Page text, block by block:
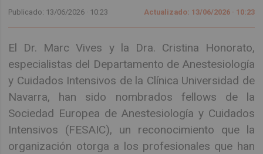
Publicado: 13/06/2026 · 10:23 Actualizado: 13/06/2026 · 10:23
El Dr. Marc Vives y la Dra. Cristina Honorato,
especialistas del Departamento de Anestesiología
y Cuidados Intensivos de la Clínica Universidad de
Navarra, han sido nombrados fellows de la
Sociedad Europea de Anestesiología y Cuidados
Intensivos (FESAIC), un reconocimiento que la
organización otorga a los profesionales que han